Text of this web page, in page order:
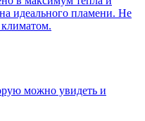
идеального пламени. Не
можно увидеть и